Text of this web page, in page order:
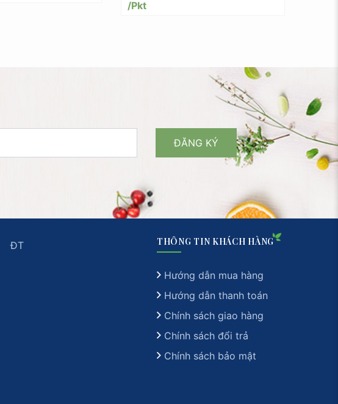
/Pkt
ĐT THÔNG TIN KHÁCH HÀNG
Hướng dẫn mua hàng
Hướng dẫn thanh toán
Chính sách giao hàng
Chính sách đổi trả
Chính sách bảo mật